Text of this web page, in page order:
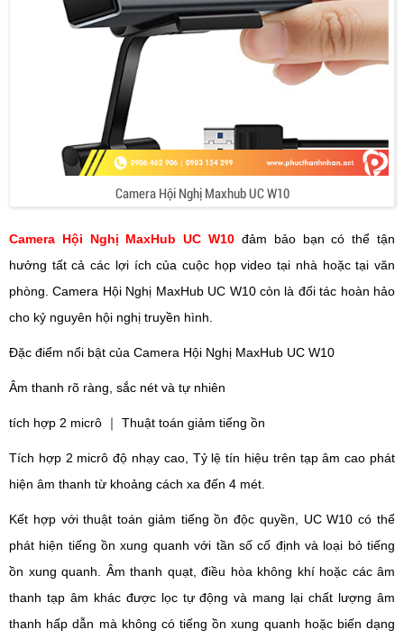
Camera Hội Nghị Maxhub UC W10
Camera Hội Nghị MaxHub UC W10 đảm bảo bạn có thể tận
hưởng tất cả các lợi ích của cuộc họp video tại nhà hoặc tại văn
phòng. Camera Hội Nghị MaxHub UC W10 còn là đối tác hoàn hảo
cho kỷ nguyên hội nghị truyền hình.
Đặc điểm nổi bật của Camera Hội Nghị MaxHub UC W10
Âm thanh rõ ràng, sắc nét và tự nhiên
tích hợp 2 micrô ｜ Thuật toán giảm tiếng ồn
Tích hợp 2 micrô độ nhạy cao, Tỷ lệ tín hiệu trên tạp âm cao phát
hiện âm thanh từ khoảng cách xa đến 4 mét.
Kết hợp với thuật toán giảm tiếng ồn độc quyền, UC W10 có thể
phát hiện tiếng ồn xung quanh với tần số cố định và loại bỏ tiếng
ồn xung quanh. Âm thanh quạt, điều hòa không khí hoặc các âm
thanh tạp âm khác được lọc tự động và mang lại chất lượng âm
thanh hấp dẫn mà không có tiếng ồn xung quanh hoặc biến dạng